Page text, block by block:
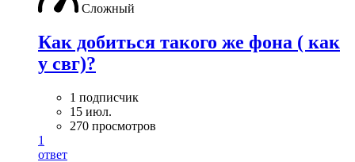
Сложный
Как добиться такого же фона ( как
у свг)?
1 подписчик
15 июл.
270 просмотров
1
ответ